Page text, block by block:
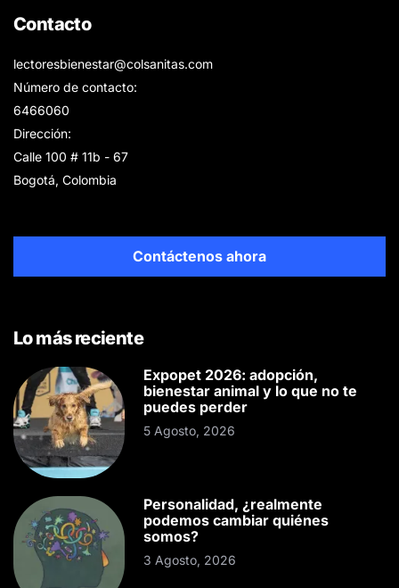
Contacto
lectoresbienestar@colsanitas.com
Número de contacto:
6466060
Dirección:
Calle 100 # 11b - 67
Bogotá, Colombia
Contáctenos ahora
Lo más reciente
Expopet 2026: adopción,
bienestar animal y lo que no te
puedes perder
5 Agosto, 2026
Personalidad, ¿realmente
podemos cambiar quiénes
somos?
3 Agosto, 2026